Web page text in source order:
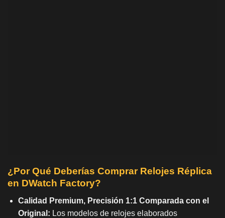
¿Por Qué Deberías Comprar Relojes Réplica
en DWatch Factory?
Calidad Premium, Precisión 1:1 Comparada con el
Original: Los modelos de relojes elaborados